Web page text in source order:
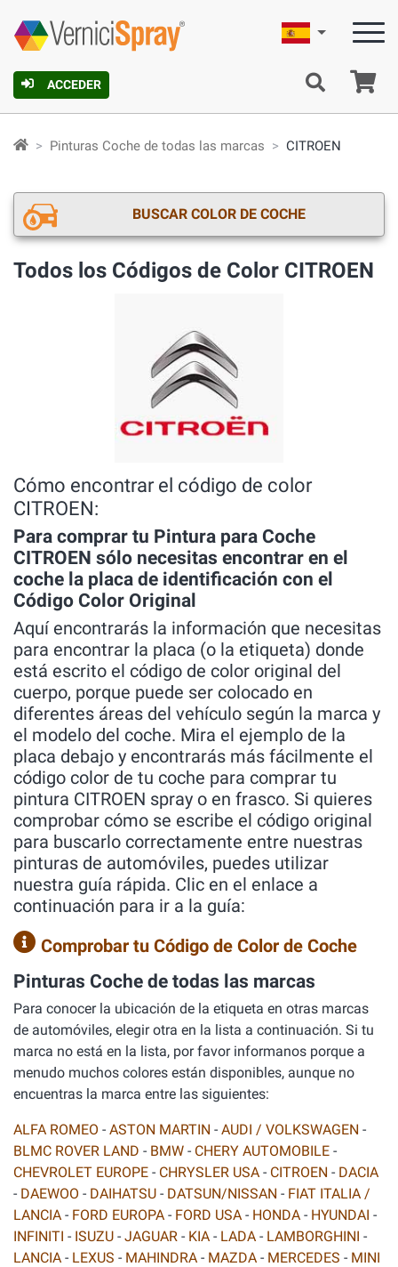
ACCEDER
Español
Pinturas Coche de todas las marcas CITROEN
BUSCAR COLOR DE COCHE
Todos los Códigos de Color CITROEN
Cómo encontrar el código de color
CITROEN:
Para comprar tu Pintura para Coche
CITROEN sólo necesitas encontrar en el
coche la placa de identificación con el
Código Color Original
Aquí encontrarás la información que necesitas
para encontrar la placa (o la etiqueta) donde
está escrito el código de color original del
cuerpo, porque puede ser colocado en
diferentes áreas del vehículo según la marca y
el modelo del coche. Mira el ejemplo de la
placa debajo y encontrarás más fácilmente el
código color de tu coche para comprar tu
pintura CITROEN spray o en frasco. Si quieres
comprobar cómo se escribe el código original
para buscarlo correctamente entre nuestras
pinturas de automóviles, puedes utilizar
nuestra guía rápida. Clic en el enlace a
continuación para ir a la guía:
Comprobar tu Código de Color de Coche
Pinturas Coche de todas las marcas
Para conocer la ubicación de la etiqueta en otras marcas
de automóviles, elegir otra en la lista a continuación. Si tu
marca no está en la lista, por favor informanos porque a
menudo muchos colores están disponibles, aunque no
encuentras la marca entre las siguientes:
ALFA ROMEO - ASTON MARTIN - AUDI / VOLKSWAGEN -
BLMC ROVER LAND - BMW - CHERY AUTOMOBILE -
CHEVROLET EUROPE - CHRYSLER USA - CITROEN - DACIA
- DAEWOO - DAIHATSU - DATSUN/NISSAN - FIAT ITALIA /
LANCIA - FORD EUROPA - FORD USA - HONDA - HYUNDAI -
INFINITI - ISUZU - JAGUAR - KIA - LADA - LAMBORGHINI -
LANCIA - LEXUS - MAHINDRA - MAZDA - MERCEDES - MINI